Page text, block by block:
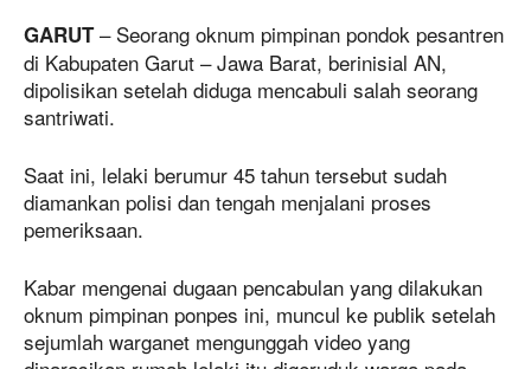
GARUT– Seorang oknum pimpinan pondok pesantren
di Kabupaten Garut – Jawa Barat, berinisial AN,
dipolisikan setelah diduga mencabuli salah seorang
santriwati.
Saat ini, lelaki berumur 45 tahun tersebut sudah
diamankan polisi dan tengah menjalani proses
pemeriksaan.
Kabar mengenai dugaan pencabulan yang dilakukan
oknum pimpinan ponpes ini, muncul ke publik setelah
sejumlah warganet mengunggah video yang